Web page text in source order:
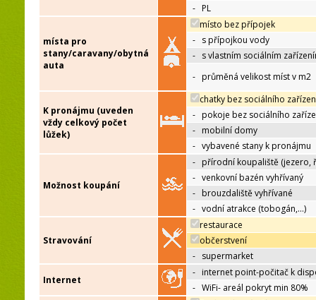
- PL
místa pro
stany/caravany/obytná
auta
místo bez přípojek
- s přípojkou vody
- s vlastním sociálním
- průměná velikost míst v m2
K pronájmu (uveden
vždy celkový počet
lůžek)
chatky bez sociálního
- pokoje bez sociálního
- mobilní domy
- vybavené stany k pronájmu
Možnost koupání
- přírodní koupaliště (jezero,
- venkovní bazén vyhřívaný
- brouzdaliště vyhřívané
- vodní atrakce (tobogán,…)
Stravování
restaurace
občerstvení
- supermarket
Internet
- internet point-počitač k
- WiFi- areál pokryt min 80%